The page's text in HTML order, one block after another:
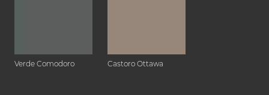
Verde Comodoro Castoro Ottawa